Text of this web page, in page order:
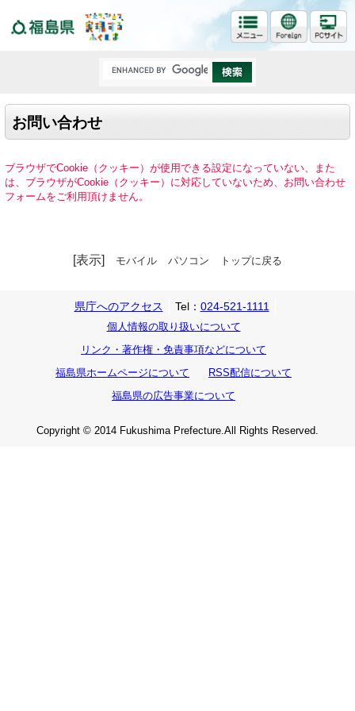
お問い合わせ
ブラウザでCookie（クッキー）が使用できる設定になっていない、また
は、ブラウザがCookie（クッキー）に対応していないため、お問い合わせ
フォームをご利用頂けません。
[表示] モバイル パソコン トップに戻る
県庁へのアクセス Tel： 024-521-1111
個人情報の取り扱いについて
リンク・著作権・免責事項などについて
福島県ホームページについて
RSS配信について
福島県の広告事業について
Copyright © 2014 Fukushima Prefecture.All Rights Reserved.